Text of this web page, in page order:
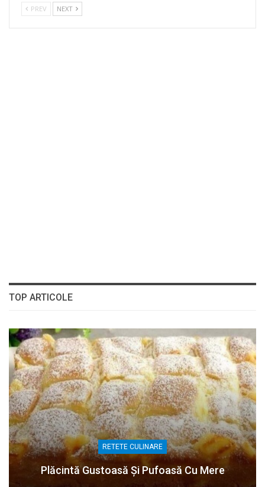
PREV NEXT
TOP ARTICOLE
RETETE CULINARE
Plăcintă Gustoasă Și Pufoasă Cu Mere